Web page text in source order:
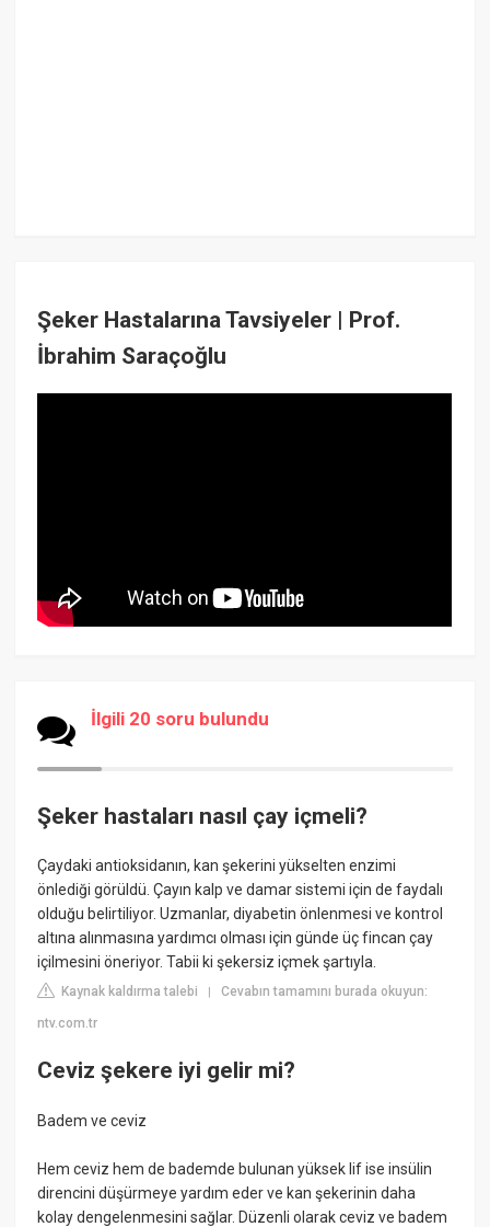
Şeker Hastalarına Tavsiyeler | Prof.
İbrahim Saraçoğlu
İlgili 20 soru bulundu
Şeker hastaları nasıl çay içmeli?
Çaydaki antioksidanın, kan şekerini yükselten enzimi
önlediği görüldü. Çayın kalp ve damar sistemi için de faydalı
olduğu belirtiliyor. Uzmanlar, diyabetin önlenmesi ve kontrol
altına alınmasına yardımcı olması için günde üç fincan çay
içilmesini öneriyor. Tabii ki şekersiz içmek şartıyla.
Kaynak kaldırma talebi |Cevabın tamamını burada okuyun:
ntv.com.tr
Ceviz şekere iyi gelir mi?
Badem ve ceviz
Hem ceviz hem de bademde bulunan yüksek lif ise insülin
direncini düşürmeye yardım eder ve kan şekerinin daha
kolay dengelenmesini sağlar. Düzenli olarak ceviz ve badem